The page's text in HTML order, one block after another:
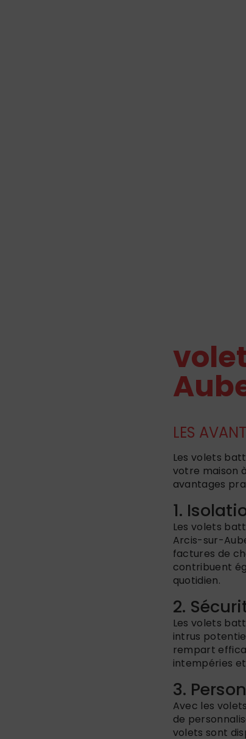
LES
Les volets
votre maison
avantages
1.
Les volets
Arcis-sur-
factures de
contribuent
quotidien.
2.
Les volets
intrus
rempart
intempéries
3.
Avec les
de
volets sont